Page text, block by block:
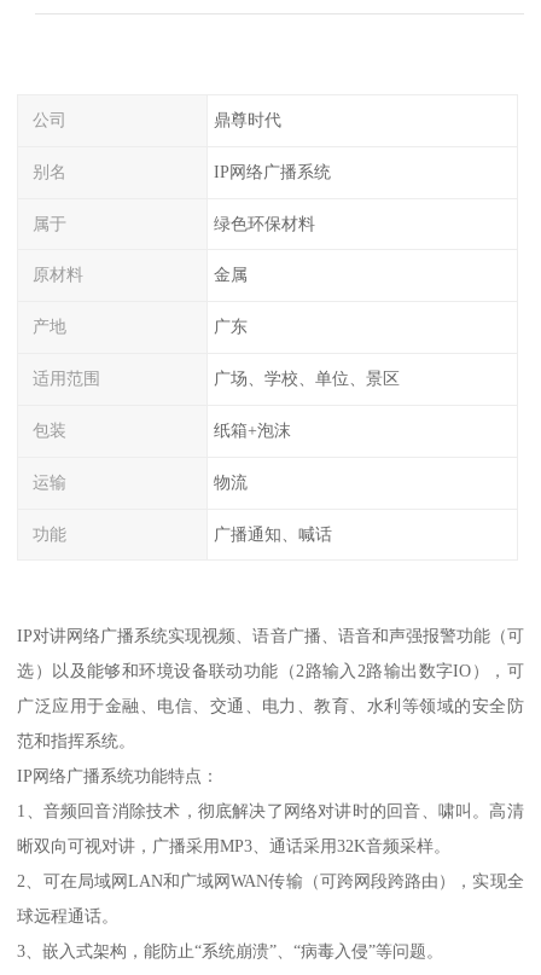
公司 鼎尊时代
别名 IP网络广播系统
属于 绿色环保材料
原材料 金属
产地 广东
适用范围 广场、学校、单位、景区
包装 纸箱+泡沫
运输 物流
功能 广播通知、喊话
IP对讲网络广播系统实现视频、语音广播、语音和声强报警功能（可
选）以及能够和环境设备联动功能（2路输入2路输出数字IO），可
广泛应用于金融、电信、交通、电力、教育、水利等领域的安全防
范和指挥系统。
IP网络广播系统功能特点：
1、音频回音消除技术，彻底解决了网络对讲时的回音、啸叫。高清
晰双向可视对讲，广播采用MP3、通话采用32K音频采样。
2、可在局域网LAN和广域网WAN传输（可跨网段跨路由），实现全
球远程通话。
3、嵌入式架构，能防止“系统崩溃”、“病毒入侵”等问题。